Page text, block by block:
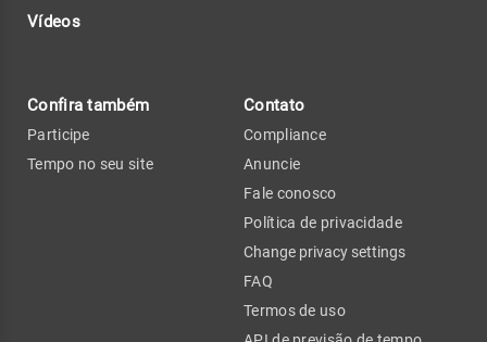
Vídeos
Confira também
Participe
Tempo no seu site
Contato
Compliance
Anuncie
Fale conosco
Política de privacidade
Change privacy settings
FAQ
Termos de uso